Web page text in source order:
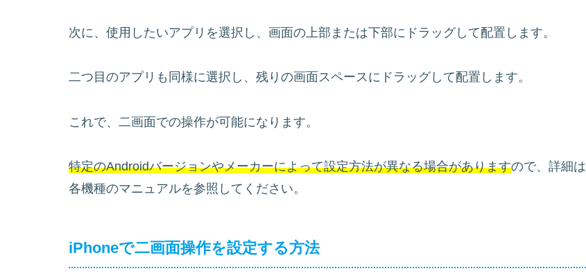
次に、使用したいアプリを選択し、画面の上部または下部にドラッグして配置します。
二つ目のアプリも同様に選択し、残りの画面スペースにドラッグして配置します。
これで、二画面での操作が可能になります。
特定のAndroidバージョンやメーカーによって設定方法が異なる場合がありますので、詳細は
各機種のマニュアルを参照してください。
iPhoneで二画面操作を設定する方法